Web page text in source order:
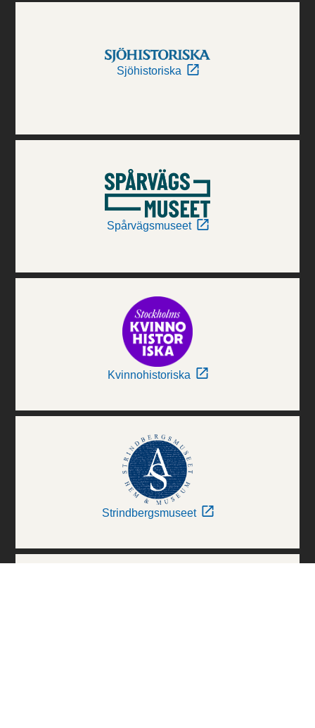
Sjöhistoriska
Spårvägsmuseet
Kvinnohistoriska
Strindbergsmuseet